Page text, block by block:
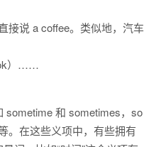
接说 a coffee。类似地，汽车
）……
sometime 和 sometimes，so
。在这些义项中，有些拥有